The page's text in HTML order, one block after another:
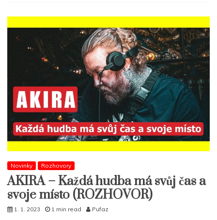
Novinky Rozhovory
AKIRA – Každá hudba má svůj čas a
svoje místo (ROZHOVOR)
1. 1. 2023 1 min read Pufaz